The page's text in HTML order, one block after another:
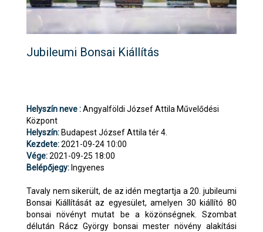
Jubileumi Bonsai Kiállítás
Helyszín neve :Angyalföldi József Attila Művelődési
Központ
Helyszín: Budapest József Attila tér 4.
Kezdete:2021-09-24 10:00
Vége:2021-09-25 18:00
Belépőjegy: Ingyenes
Tavaly nem sikerült, de az idén megtartja a 20. jubileumi
Bonsai Kiállítását az egyesület, amelyen 30 kiállító 80
bonsai növényt mutat be a közönségnek. Szombat
délután Rácz György bonsai mester növény alakítási